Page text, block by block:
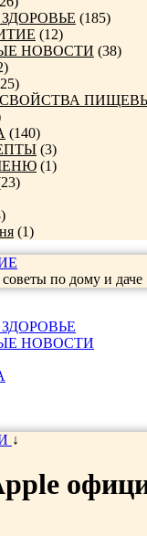
(185)
(12)
НОВОСТИ (38)
(140)
(3)
(1)
(1)
по дому и даче
НОВОСТИ
↓